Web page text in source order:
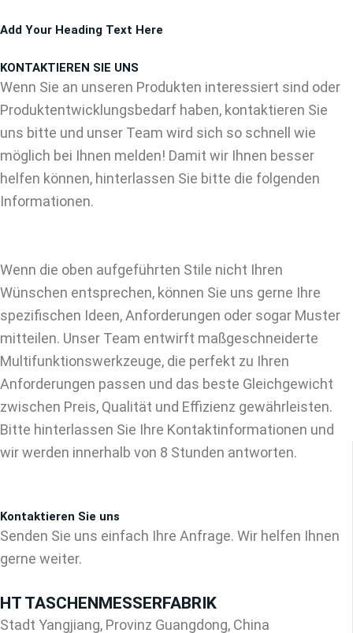
Inhalt
Add Your Heading Text Here
KONTAKTIEREN SIE UNS
Wenn Sie an unseren Produkten interessiert sind oder
Produktentwicklungsbedarf haben, kontaktieren Sie
uns bitte und unser Team wird sich so schnell wie
möglich bei Ihnen melden! Damit wir Ihnen besser
helfen können, hinterlassen Sie bitte die folgenden
Informationen.
Wenn die oben aufgeführten Stile nicht Ihren
Wünschen entsprechen, können Sie uns gerne Ihre
spezifischen Ideen, Anforderungen oder sogar Muster
mitteilen. Unser Team entwirft maßgeschneiderte
Multifunktionswerkzeuge, die perfekt zu Ihren
Anforderungen passen und das beste Gleichgewicht
zwischen Preis, Qualität und Effizienz gewährleisten.
Bitte hinterlassen Sie Ihre Kontaktinformationen und
wir werden innerhalb von 8 Stunden antworten.
Kontaktieren Sie uns
Senden Sie uns einfach Ihre Anfrage. Wir helfen Ihnen
gerne weiter.
HT TASCHENMESSERFABRIK
Stadt Yangjiang, Provinz Guangdong, China